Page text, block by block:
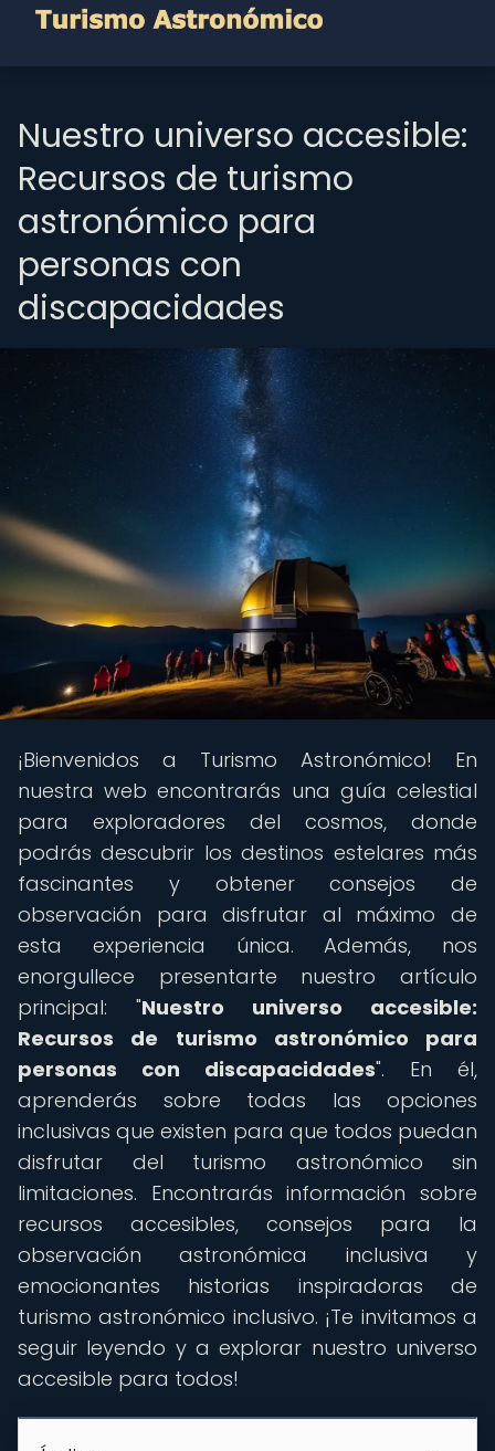
Nuestro universo accesible:
Recursos de turismo
astronómico para
personas con
discapacidades
¡Bienvenidos a Turismo Astronómico! En
nuestra web encontrarás una guía celestial
para exploradores del cosmos, donde
podrás descubrir los destinos estelares más
fascinantes y obtener consejos de
observación para disfrutar al máximo de
esta experiencia única. Además, nos
enorgullece presentarte nuestro artículo
principal: "Nuestro universo accesible:
Recursos de turismo astronómico para
personas con discapacidades". En él,
aprenderás sobre todas las opciones
inclusivas que existen para que todos puedan
disfrutar del turismo astronómico sin
limitaciones. Encontrarás información sobre
recursos accesibles, consejos para la
observación astronómica inclusiva y
emocionantes historias inspiradoras de
turismo astronómico inclusivo. ¡Te invitamos a
seguir leyendo y a explorar nuestro universo
accesible para todos!